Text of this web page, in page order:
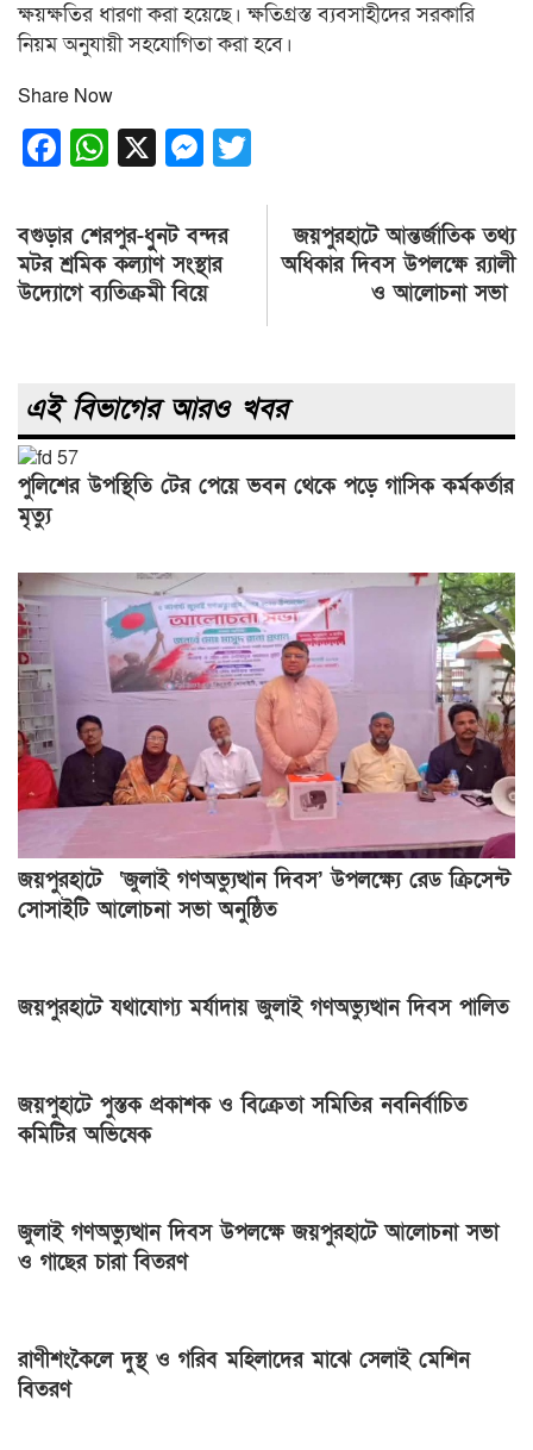
ক্ষয়ক্ষতির ধারণা করা হয়েছে। ক্ষতিগ্রস্ত ব্যবসাহীদের সরকারি
নিয়ম অনুযায়ী সহযোগিতা করা হবে।
Share Now
Facebook
WhatsApp
X Messenger
Post
navigation
বগুড়ার শেরপুর-ধুুনট বন্দর
মটর শ্রমিক কল্যাণ সংস্থার
উদ্যোগে ব্যতিক্রমী বিয়ে
জয়পুরহাটে আন্তর্জাতিক তথ্য
অধিকার দিবস উপলক্ষে র‍্যালী
ও আলোচনা সভা
এই বিভাগের আরও খবর
পুলিশের উপস্থিতি টের পেয়ে ভবন থেকে পড়ে গাসিক কর্মকর্তার
মৃত্যু
জয়পুরহাটে ‘জুলাই গণঅভ্যুত্থান দিবস’ উপলক্ষ্যে রেড ক্রিসেন্ট
সোসাইটি আলোচনা সভা অনুষ্ঠিত
জয়পুরহাটে যথাযোগ্য মর্যাদায় জুলাই গণঅভ্যুত্থান দিবস পালিত
জয়পুহাটে পুস্তক প্রকাশক ও বিক্রেতা সমিতির নবনির্বাচিত
কমিটির অভিষেক
জুলাই গণঅভ্যুত্থান দিবস উপলক্ষে জয়পুরহাটে আলোচনা সভা
ও গাছের চারা বিতরণ
রাণীশংকৈলে দুস্থ ও গরিব মহিলাদের মাঝে সেলাই মেশিন
বিতরণ